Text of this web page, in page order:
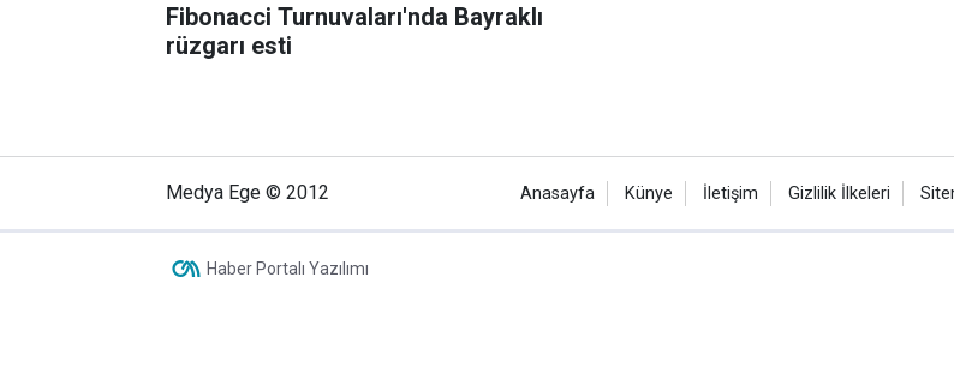
Fibonacci Turnuvaları'nda Bayraklı
rüzgarı esti
Medya Ege © 2012 Anasayfa Künye İletişim Gizlilik İlkeleri
Haber Portalı Yazılımı